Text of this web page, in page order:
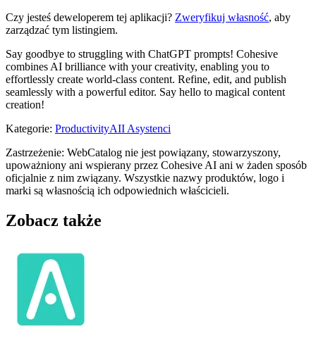
Czy jesteś deweloperem tej aplikacji? Zweryfikuj własność, aby
zarządzać tym listingiem.
Say goodbye to struggling with ChatGPT prompts! Cohesive
combines AI brilliance with your creativity, enabling you to
effortlessly create world-class content. Refine, edit, and publish
seamlessly with a powerful editor. Say hello to magical content
creation!
Kategorie: ProductivityAII Asystenci
Zastrzeżenie: WebCatalog nie jest powiązany, stowarzyszony,
upoważniony ani wspierany przez Cohesive AI ani w żaden sposób
oficjalnie z nim związany. Wszystkie nazwy produktów, logo i
marki są własnością ich odpowiednich właścicieli.
Zobacz także